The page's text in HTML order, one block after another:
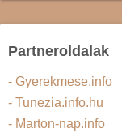
Partneroldalak
- Gyerekmese.info
- Tunezia.info.hu
- Marton-nap.info